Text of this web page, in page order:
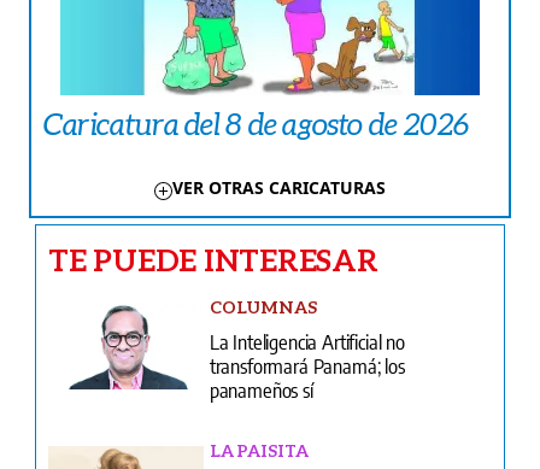
Caricatura del 8 de agosto de 2026
VER OTRAS CARICATURAS
TE PUEDE INTERESAR
COLUMNAS
La Inteligencia Artificial no
transformará Panamá; los
panameños sí
LA PAISITA